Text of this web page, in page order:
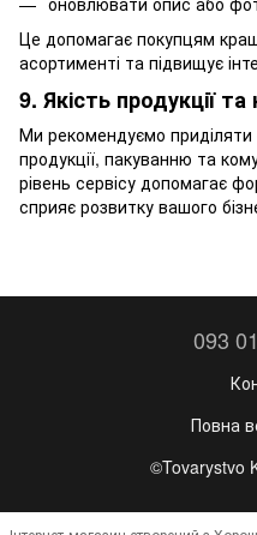
Це допомагає покупцям
асортименті та підвищує
9. Якість продукції
Ми рекомендуємо приділяти
продукції, пакуванню та
рівень сервісу допомагає
сприяє розвитку вашого
093
Повна
©Tovarystvo